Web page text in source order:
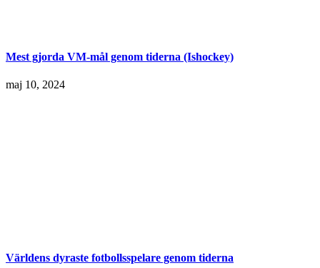
Mest gjorda VM-mål genom tiderna (Ishockey)
maj 10, 2024
Världens dyraste fotbollsspelare genom tiderna